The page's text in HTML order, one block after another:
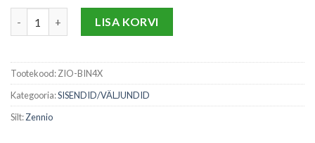
LISA KORVI
Tootekood:ZIO-BIN4X
Kategooria:SISENDID/VÄLJUNDID
Silt:Zennio